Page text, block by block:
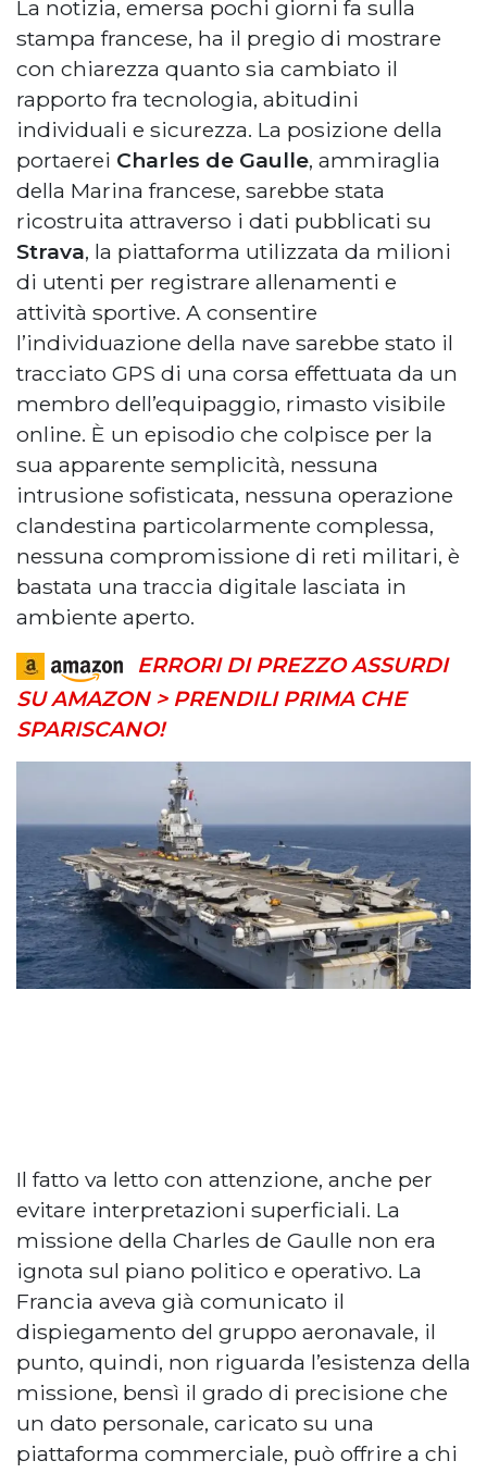
La notizia, emersa pochi giorni fa sulla
stampa francese, ha il pregio di mostrare
con chiarezza quanto sia cambiato il
rapporto fra tecnologia, abitudini
individuali e sicurezza. La posizione della
portaerei Charles de Gaulle, ammiraglia
della Marina francese, sarebbe stata
ricostruita attraverso i dati pubblicati su
Strava, la piattaforma utilizzata da milioni
di utenti per registrare allenamenti e
attività sportive. A consentire
l’individuazione della nave sarebbe stato il
tracciato GPS di una corsa effettuata da un
membro dell’equipaggio, rimasto visibile
online. È un episodio che colpisce per la
sua apparente semplicità, nessuna
intrusione sofisticata, nessuna operazione
clandestina particolarmente complessa,
nessuna compromissione di reti militari, è
bastata una traccia digitale lasciata in
ambiente aperto.
ERRORI DI PREZZO ASSURDI
SU AMAZON > PRENDILI PRIMA CHE
SPARISCANO!
Il fatto va letto con attenzione, anche per
evitare interpretazioni superficiali. La
missione della Charles de Gaulle non era
ignota sul piano politico e operativo. La
Francia aveva già comunicato il
dispiegamento del gruppo aeronavale, il
punto, quindi, non riguarda l’esistenza della
missione, bensì il grado di precisione che
un dato personale, caricato su una
piattaforma commerciale, può offrire a chi